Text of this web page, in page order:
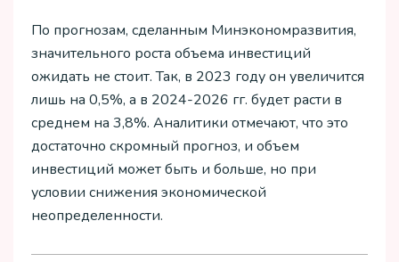
По прогнозам, сделанным Минэкономразвития,
значительного роста объема инвестиций
ожидать не стоит. Так, в 2023 году он увеличится
лишь на 0,5%, а в 2024-2026 гг. будет расти в
среднем на 3,8%. Аналитики отмечают, что это
достаточно скромный прогноз, и объем
инвестиций может быть и больше, но при
условии снижения экономической
неопределенности.